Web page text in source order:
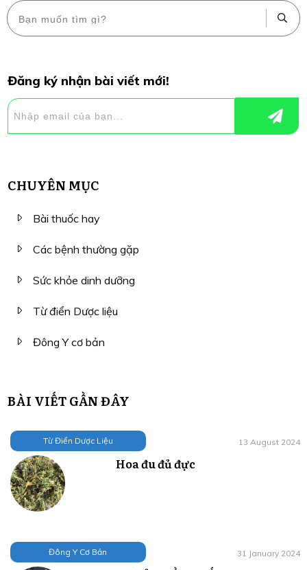
Đăng ký nhận bài viết mới!
CHUYÊN MỤC
Bài thuốc hay
Các bệnh thường gặp
Sức khỏe dinh dưỡng
Từ điển Dược liệu
Đông Y cơ bản
BÀI VIẾT GẦN ĐÂY
Từ Điển Dược Liệu 13 August 2024
Hoa đu đủ đực
Đông Y Cơ Bản 31 January 2024